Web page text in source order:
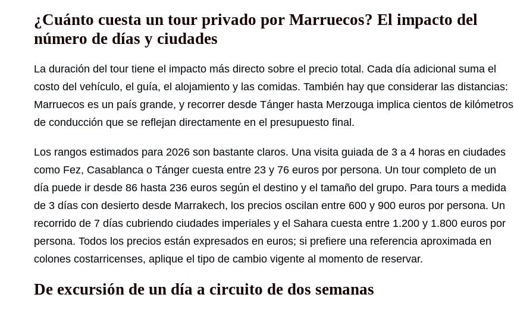
¿Cuánto cuesta un tour privado por Marruecos? El impacto del
número de días y ciudades
La duración del tour tiene el impacto más directo sobre el precio total. Cada día adicional suma el
costo del vehículo, el guía, el alojamiento y las comidas. También hay que considerar las distancias:
Marruecos es un país grande, y recorrer desde Tánger hasta Merzouga implica cientos de kilómetros
de conducción que se reflejan directamente en el presupuesto final.
Los rangos estimados para 2026 son bastante claros. Una visita guiada de 3 a 4 horas en ciudades
como Fez, Casablanca o Tánger cuesta entre 23 y 76 euros por persona. Un tour completo de un
día puede ir desde 86 hasta 236 euros según el destino y el tamaño del grupo. Para tours a medida
de 3 días con desierto desde Marrakech, los precios oscilan entre 600 y 900 euros por persona. Un
recorrido de 7 días cubriendo ciudades imperiales y el Sahara cuesta entre 1.200 y 1.800 euros por
persona. Todos los precios están expresados en euros; si prefiere una referencia aproximada en
colones costarricenses, aplique el tipo de cambio vigente al momento de reservar.
De excursión de un día a circuito de dos semanas